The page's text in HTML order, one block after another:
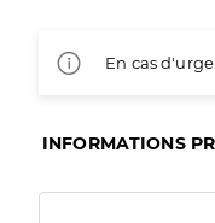
En cas
INFORMATIONS